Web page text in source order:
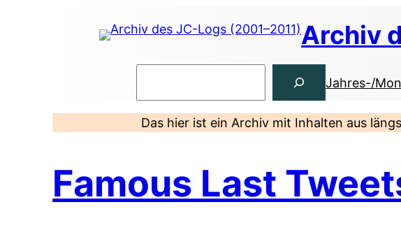
Archiv
Jahres-/
Das hier ist ein Archiv mit Inhalten aus
Famous Last